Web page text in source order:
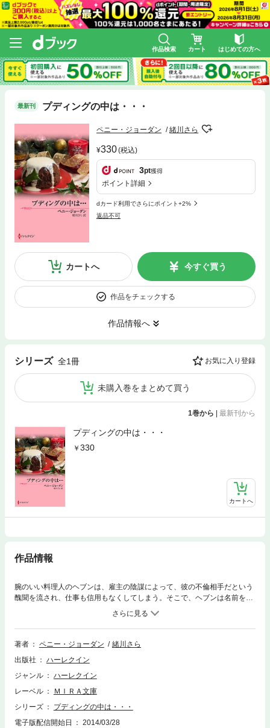
作品検索 カート はじめての方へ
最新刊 プディングの中は・・・
ペニー・ジョーダン 緒川さら
330(税込)
3pt獲得
ポイント詳細
dカード利用でさらにポイント+2%
返品不可
カートへ 今すぐ買う
作品をチェックする
作品情報へ
シリーズ 全1冊 お気に入り登録
未購入巻をまとめて買う
1巻から 最新刊から
プディングの中は・・・
330
カートへ
作品情報
腕のいい料理人のヘブンは、雇主の陰謀によって、彼の不倫相手だという
醜聞を流され、仕事も信用もなくしてしまう。そこで、ヘブンは名前を偽
り、出張料理人として、元雇主が主催するパーティで仕返しすることにす
る。だが、そこには心引かれていた元雇主の義理の弟、ジョンも来てい
た。彼を復讐劇に巻き込むことになったヘブンは・・・。
著者
ペニー・ジョーダン
緒川さら
出版社
ハーレクイン
ジャンル
ハーレクイン
レーベル
ＭＩＲＡ文庫
シリーズ
プディングの中は・・・
電子版配信開始日
2014/03/28